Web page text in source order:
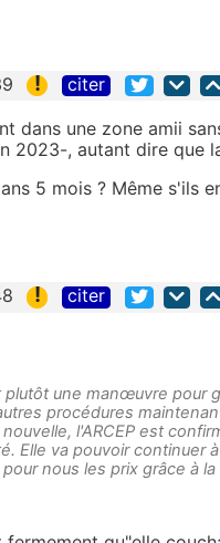
! citer
dans une zone amii
2023-, autant dire que
5 mois ? Même s'ils
! citer
une manœuvre pour
procédures
l'ARCEP est
Elle va pouvoir continuer
nous les prix grâce à